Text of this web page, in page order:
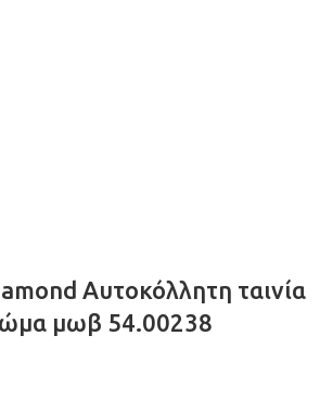
Αυτοκόλλητη ταινία
μωβ 54.00238